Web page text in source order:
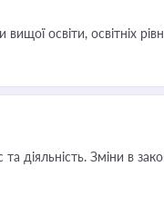
освіти, освітніх
та діяльність. Зміни в